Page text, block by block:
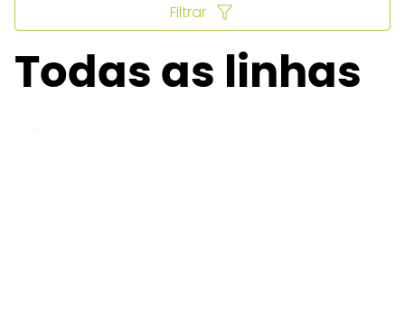
Todas as linhas
Filtrar